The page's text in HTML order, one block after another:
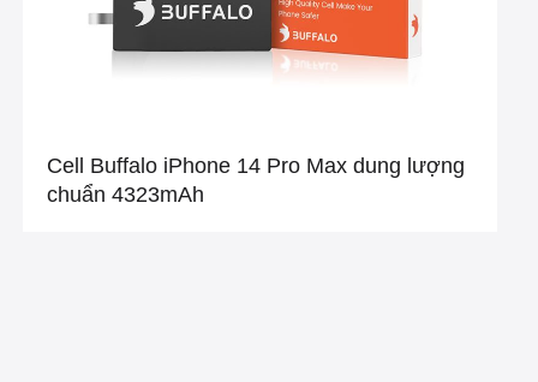
Cell Buffalo iPhone 14 Pro Max dung lượng
chuẩn 4323mAh